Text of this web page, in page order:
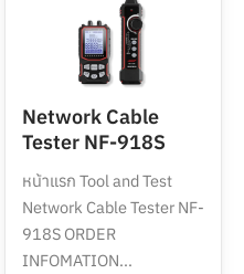
Network Cable
Tester NF-918S
หน้าแรก Tool and Test
Network Cable Tester NF-
918S ORDER
INFOMATION...